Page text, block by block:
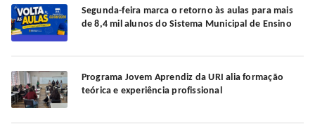
Segunda-feira marca o retorno às aulas para mais
de 8,4 mil alunos do Sistema Municipal de Ensino
Programa Jovem Aprendiz da URI alia formação
teórica e experiência profissional